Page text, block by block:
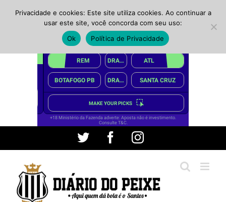
conteúdo
Twitter FacebookInstagram
Privacidade e cookies: Este site utiliza cookies. Ao continuar a
usar este site, você concorda com seu uso:
Ok
Política de Privacidade